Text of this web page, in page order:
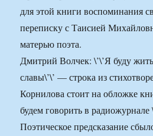
для этой книги воспоминания
переписку с Таисией
матерью поэта.
Дмитрий Волчек: \’\’Я буду
славы\’\’ — строка из
Корнилова стоит на обложке
будем говорить в радиожурнале
Поэтическое предсказание